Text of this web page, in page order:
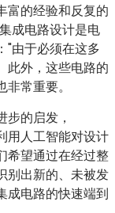
富的经验和反复的
成电路设计是电
"由于必须在这多
此外，这些电路的
常重要。
的启发，
用人工智能对设计
希望通过在经过整
别出新的、未被发
成电路的快速端到